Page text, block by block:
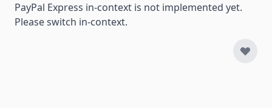
PayPal Express in-context is not implemented yet.
Please switch in-context.